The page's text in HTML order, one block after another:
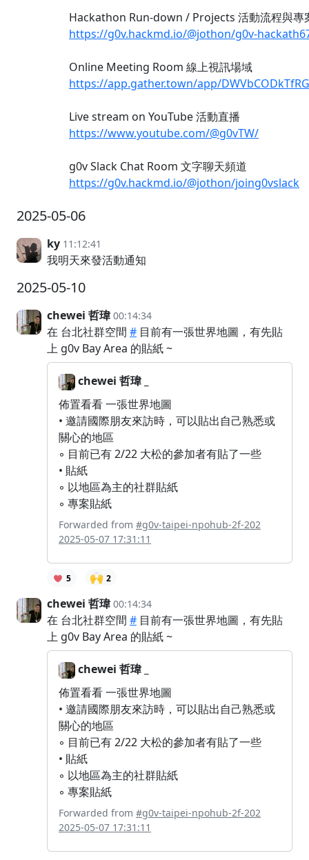
Hackathon Run-down / Projects 活動流程與專
https://g0v.hackmd.io/@jothon/g0v-
Online Meeting Room 線上視訊場域
https://app.gather.town/app/
Live stream on YouTube 活動直播
https://www.youtube.com/@g0vTW/
g0v Slack Chat Room 文字聊天頻道
https://g0v.hackmd.io/@jothon/joing0vslack
2025-05-06
ky 11:12:41
我明天來發活動通知
2025-05-10
chewei 哲瑋 00:14:34
在 台北社群空間 # 目前有一張世界地圖，有先貼
上 g0v Bay Area 的貼紙 ~
chewei 哲瑋 _
佈置看看 一張世界地圖
• 邀請國際朋友來訪時，可以貼出自己熟悉或
關心的地區
◦ 目前已有 2/22 大松的參加者有貼了一些
• 貼紙
◦ 以地區為主的社群貼紙
◦ 專案貼紙
Forwarded from #g0v-taipei-npohub-2f-202
2025-05-07 17:31:11
5 🙌 2
chewei 哲瑋 00:14:34
在 台北社群空間 # 目前有一張世界地圖，有先貼
上 g0v Bay Area 的貼紙 ~
chewei 哲瑋 _
佈置看看 一張世界地圖
• 邀請國際朋友來訪時，可以貼出自己熟悉或
關心的地區
◦ 目前已有 2/22 大松的參加者有貼了一些
• 貼紙
◦ 以地區為主的社群貼紙
◦ 專案貼紙
Forwarded from #g0v-taipei-npohub-2f-202
2025-05-07 17:31:11